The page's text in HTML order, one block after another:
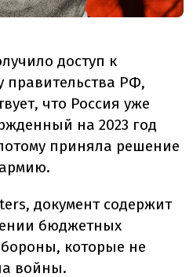
доступ к
правительства РФ,
что Россия уже
на 2023 год
приняла решение
документ содержит
бюджетных
которые не
войны.